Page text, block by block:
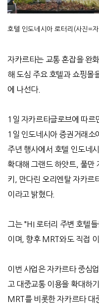
호텔 인도네시아 로터리(사진=
자카르타는 교통 혼잡을 완
해 도심 주요 호텔과 쇼핑몰
에 나선다.
1 일 자카르타글로브에 따르
1 일 인도네시아 증권거래소
주년 행사에서 호텔 인도네
확대해 그랜드 하얏트, 풀만
키 , 만다린 오리엔탈 자카르
이라고 밝혔다.
그는"HI 로터리 주변 호텔
이며 ,향후MRT와도 직접
이번 사업은 자카르타 중심
고 대중교통 이용을 확대하
MRT를 비롯한 자카르타 대